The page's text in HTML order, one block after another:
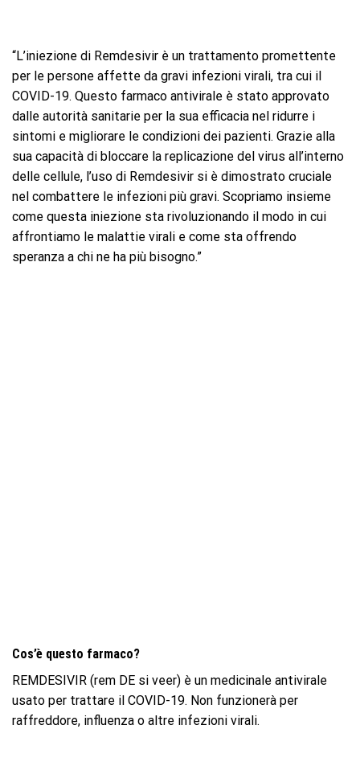
“L’iniezione di Remdesivir è un trattamento promettente
per le persone affette da gravi infezioni virali, tra cui il
COVID-19. Questo farmaco antivirale è stato approvato
dalle autorità sanitarie per la sua efficacia nel ridurre i
sintomi e migliorare le condizioni dei pazienti. Grazie alla
sua capacità di bloccare la replicazione del virus all’interno
delle cellule, l’uso di Remdesivir si è dimostrato cruciale
nel combattere le infezioni più gravi. Scopriamo insieme
come questa iniezione sta rivoluzionando il modo in cui
affrontiamo le malattie virali e come sta offrendo
speranza a chi ne ha più bisogno.”
Cos’è questo farmaco?
REMDESIVIR (rem DE si veer) è un medicinale antivirale
usato per trattare il COVID-19. Non funzionerà per
raffreddore, influenza o altre infezioni virali.